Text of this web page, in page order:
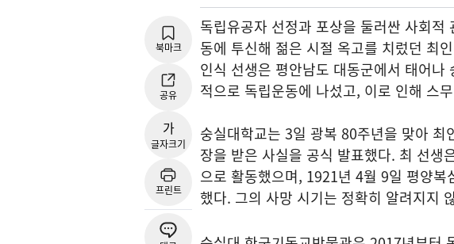
북마크
공유
가
글자크기
프린트
독립유공자 선정과 포상을 둘러싼 사회
동에 투신해 젊은 시절 옥고를 치렀던 최
인식 선생은 평안남도 대동군에서 태어
적으로 독립운동에 나섰고, 이로 인해 스
숭실대학교는 3일 광복 80주년을 맞아
장을 받은 사실을 공식 발표했다. 최 선생
으로 활동했으며, 1921년 4월 9일 평양
했다. 그의 사망 시기는 정확히 알려지지